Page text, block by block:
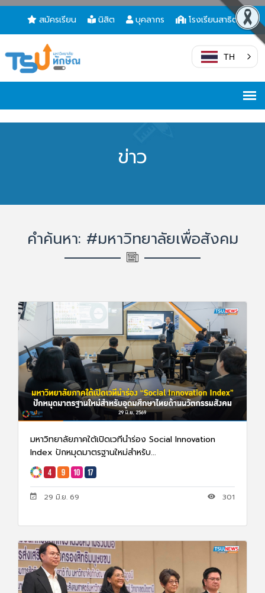
สมัครเรียน นิสิต บุคลากร โรงเรียนสาธิต
TH
ข่าว
คำค้นหา: #มหาวิทยาลัยเพื่อสังคม
มหาวิทยาลัยภาคใต้เปิดเวทีนำร่อง Social Innovation
Index ปักหมุดมาตรฐานใหม่สำหรับ...
29 มิ.ย. 69 301